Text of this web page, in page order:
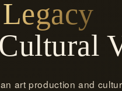
art production and